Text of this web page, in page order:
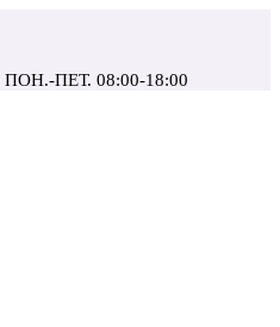
ПОН.-ПЕТ. 08:00-18:00